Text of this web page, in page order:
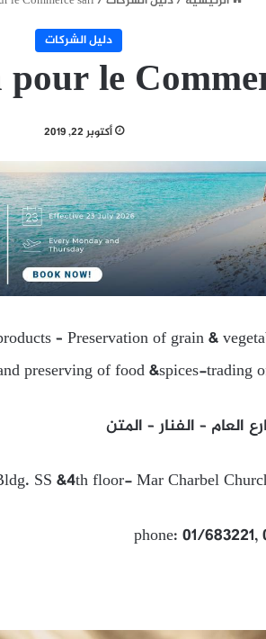
دليل الشركات
le
أكتوبر 22, 2019
– Preservation of grain &
preserving of food &spices-trading
العام – الفنار – المتن
SS &4th floor- Mar Charbel
phone: 01/